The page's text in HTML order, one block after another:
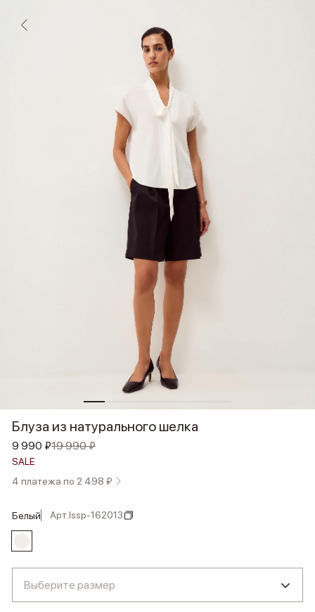
Блуза из натурального шелка
9 990 ₽19 990 ₽
SALE
4 платежа по 2 498 ₽
белый Арт.lssp-162013
Выберите размер